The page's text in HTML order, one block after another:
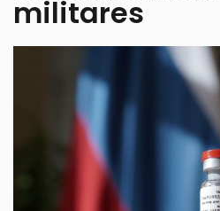
militares